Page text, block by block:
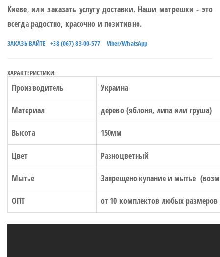
Киеве, или заказать услугу доставки. Наши матрешки - это
всегда радостно, красочно и позитивно.
ЗАКАЗЫВАЙТЕ +38 (067) 83-00-577 Viber/WhatsApp
ХАРАКТЕРИСТИКИ:
Производитель Украина
Материал дерево (яблоня, липа или груша)
Высота 150мм
Цвет Разноцветный
Мытье Запрещено купание и мытье
ОПТ от 10 комплектов любых